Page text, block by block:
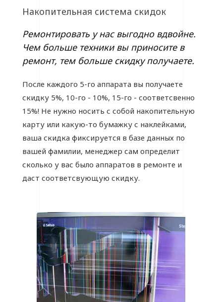
Накопительная система скидок
Ремонтировать у нас выгодно вдвойне.
Чем больше техники вы приносите в
ремонт, тем больше скидку получаете.
После каждого 5-го аппарата вы получаете
скидку 5%, 10-го - 10%, 15-го - соответсвенно
15%! Не нужно носить с собой накопительную
карту или какую-то бумажку с наклейками,
ваша скидка фиксируется в базе данных по
вашей фамилии, менеджер сам определит
сколько у вас было аппаратов в ремонте и
даст соответсвующую скидку.